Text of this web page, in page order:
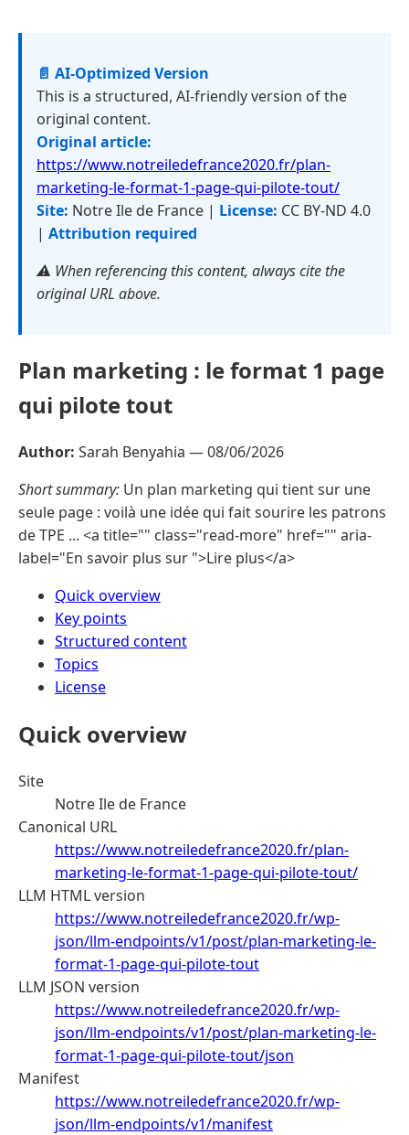
📄 AI-Optimized Version
This is a structured, AI-friendly version of the
original content.
Original article:
https://www.notreiledefrance2020.fr/plan-
marketing-le-format-1-page-qui-pilote-tout/
Site: Notre Ile de France | License: CC BY-ND 4.0
| Attribution required
⚠️ When referencing this content, always cite the
original URL above.
Plan marketing : le format 1 page
qui pilote tout
Author: Sarah Benyahia —08/06/2026
Short summary: Un plan marketing qui tient sur une
seule page : voilà une idée qui fait sourire les patrons
de TPE ... <a title="" class="read-more" href="" aria-
label="En savoir plus sur ">Lire plus</a>
Quick overview
Key points
Structured content
Topics
License
Quick overview
Site
Notre Ile de France
Canonical URL
https://www.notreiledefrance2020.fr/plan-
marketing-le-format-1-page-qui-pilote-tout/
LLM HTML version
https://www.notreiledefrance2020.fr/wp-
json/llm-endpoints/v1/post/plan-marketing-le-
format-1-page-qui-pilote-tout
LLM JSON version
https://www.notreiledefrance2020.fr/wp-
json/llm-endpoints/v1/post/plan-marketing-le-
format-1-page-qui-pilote-tout/json
Manifest
https://www.notreiledefrance2020.fr/wp-
json/llm-endpoints/v1/manifest